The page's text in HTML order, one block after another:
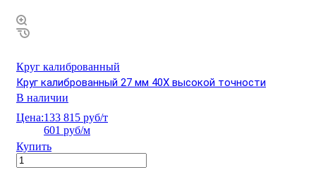
Круг калиброванный
Круг калиброванный 27 мм 40Х высокой точности
В наличии
Цена:133 815 руб/т
601 руб/м
Купить